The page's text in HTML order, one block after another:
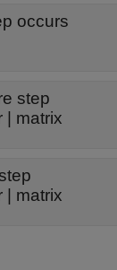
occurs
step
| matrix
| matrix